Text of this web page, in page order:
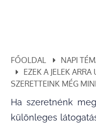
FŐOLDAL
NAPI
EZEK A JELEK
SZERETTEINK MÉG
Ha szeretnénk
különleges